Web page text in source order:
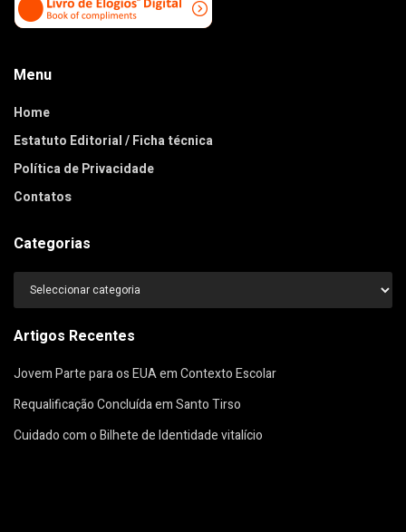
Menu
Home
Estatuto Editorial / Ficha técnica
Política de Privacidade
Contatos
Categorias
Categorias
Artigos Recentes
Jovem Parte para os EUA em Contexto Escolar
Requalificação Concluída em Santo Tirso
Cuidado com o Bilhete de Identidade vitalício